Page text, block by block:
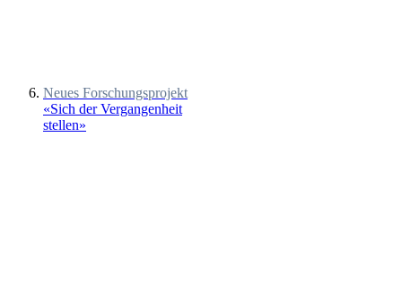
Neues Forschungsprojekt
«Sich der Vergangenheit
stellen»